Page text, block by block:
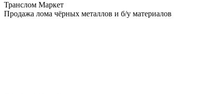
Транслом Маркет
Продажа лома чёрных металлов и б/у материалов